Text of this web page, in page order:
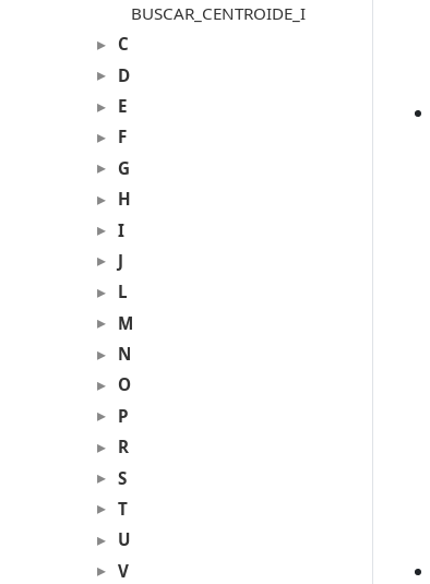
BUSCAR_CENTROIDE_I
C
D
E
F
G
H
I
J
L
M
N
O
P
R
S
T
U
V